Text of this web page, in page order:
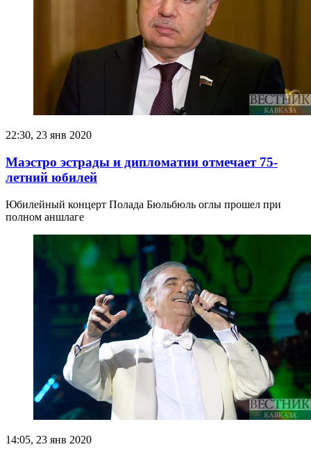
22:30, 23 янв 2020
Маэстро эстрады и дипломатии отмечает 75-
летний юбилей
Юбилейный концерт Полада Бюльбюль оглы прошел при
полном аншлаге
14:05, 23 янв 2020